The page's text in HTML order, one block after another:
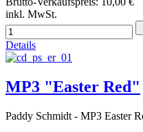
inkl. MwSt.
Details
MP3 "Easter Red"
Paddy Schmidt - MP3 Easter